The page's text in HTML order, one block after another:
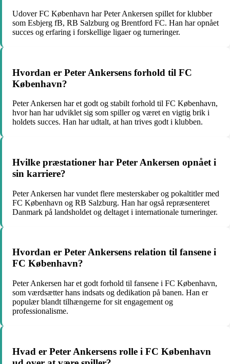
Udover FC København har Peter Ankersen spillet for klubber
som Esbjerg fB, RB Salzburg og Brentford FC. Han har opnået
succes og erfaring i forskellige ligaer og turneringer.
Hvordan er Peter Ankersens forhold til FC
København?
Peter Ankersen har et godt og stabilt forhold til FC København,
hvor han har udviklet sig som spiller og været en vigtig brik i
holdets succes. Han har udtalt, at han trives godt i klubben.
Hvilke præstationer har Peter Ankersen opnået i
sin karriere?
Peter Ankersen har vundet flere mesterskaber og pokaltitler med
FC København og RB Salzburg. Han har også repræsenteret
Danmark på landsholdet og deltaget i internationale turneringer.
Hvordan er Peter Ankersens relation til fansene i
FC København?
Peter Ankersen har et godt forhold til fansene i FC København,
som værdsætter hans indsats og dedikation på banen. Han er
populær blandt tilhængerne for sit engagement og
professionalisme.
Hvad er Peter Ankersens rolle i FC København